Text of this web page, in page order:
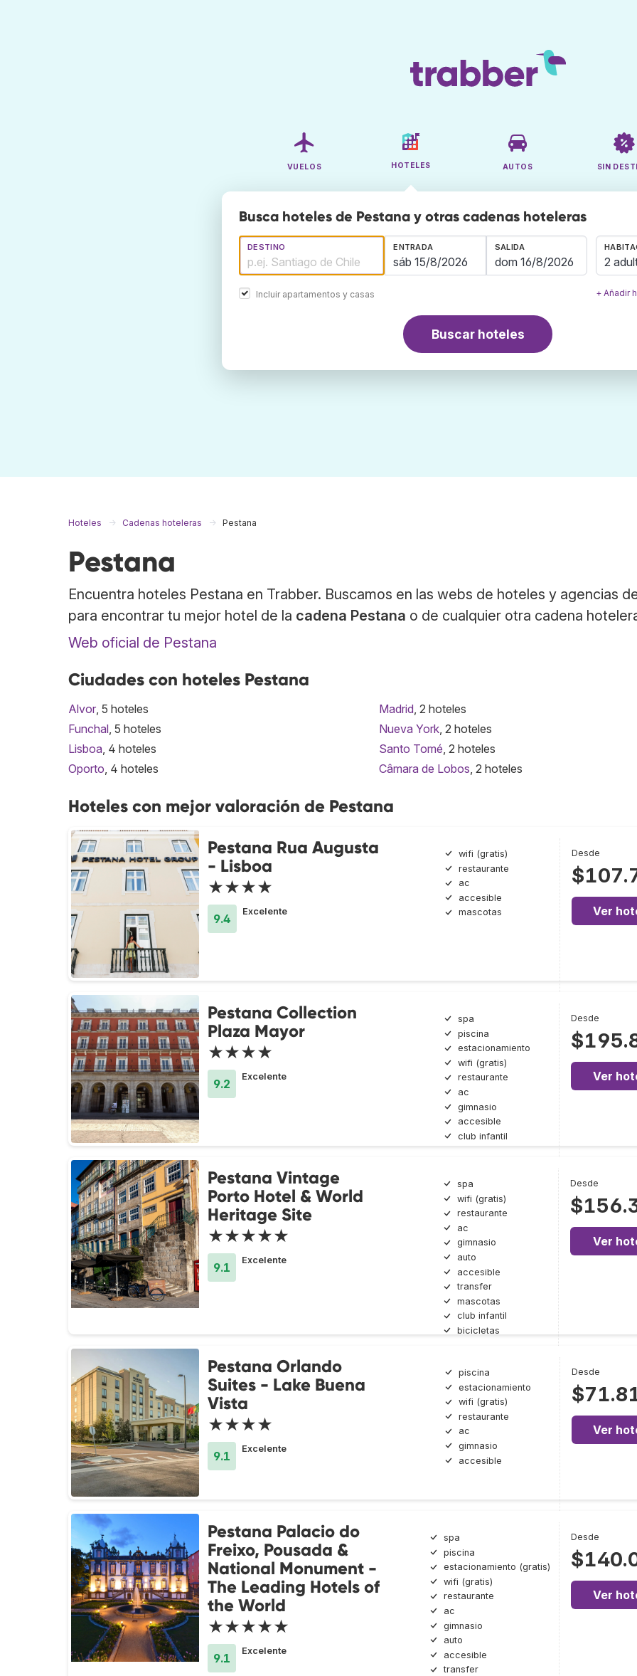
VUELOS HOTELES AUTOS SIN
Busca hoteles de Pestana y otras cadenas hoteleras
DESTINO
Incluir apartamentos y casas
ENTRADA SALIDA
2
+ Añadir
Buscar hoteles
Hoteles Cadenas hoteleras Pestana
Pestana
Encuentra hoteles Pestana en Trabber. Buscamos en las webs de hoteles y agencias
para encontrar tu mejor hotel de la cadena Pestana o de cualquier otra cadena
Web oficial de Pestana
Ciudades con hoteles Pestana
Alvor, 5 hoteles
Funchal, 5 hoteles
Lisboa, 4 hoteles
Oporto, 4 hoteles
Madrid, 2 hoteles
Nueva York, 2 hoteles
Santo Tomé, 2 hoteles
Câmara de Lobos, 2 hoteles
Hoteles con mejor valoración de Pestana
Pestana Rua Augusta
- Lisboa
★★★★
9.4
Excelente
wifi (gratis)
restaurante
ac
accesible
mascotas
Desde
Ver
Pestana Collection
Plaza Mayor
★★★★
9.2
Excelente
spa
piscina
estacionamiento
wifi (gratis)
restaurante
ac
gimnasio
accesible
club infantil
Desde
Ver
Pestana Vintage
Porto Hotel & World
Heritage Site
★★★★★
9.1
Excelente
spa
wifi (gratis)
restaurante
ac
gimnasio
auto
accesible
transfer
mascotas
club infantil
bicicletas
Desde
Ver
Pestana Orlando
Suites - Lake Buena
Vista
★★★★
9.1
Excelente
piscina
estacionamiento
wifi (gratis)
restaurante
ac
gimnasio
accesible
Desde
Ver
Pestana Palacio do
Freixo, Pousada &
National Monument -
The Leading Hotels of
the World
★★★★★
9.1
Excelente
spa
piscina
estacionamiento (gratis)
wifi (gratis)
restaurante
ac
gimnasio
auto
accesible
transfer
Desde
Ver